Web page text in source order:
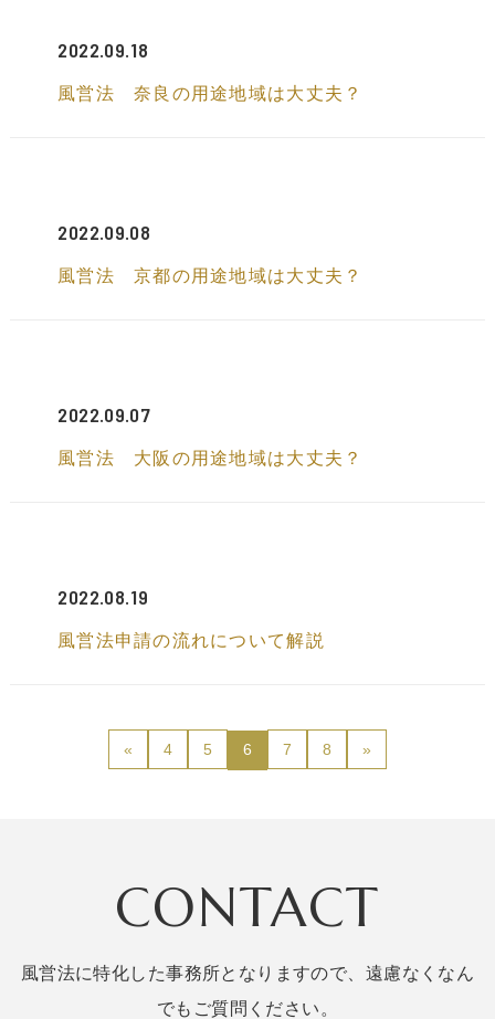
2022.09.18
風営法 奈良の用途地域は大丈夫？
2022.09.08
風営法 京都の用途地域は大丈夫？
2022.09.07
風営法 大阪の用途地域は大丈夫？
2022.08.19
風営法申請の流れについて解説
« 4 5 6 7 8 »
CONTACT
風営法に特化した事務所となりますので、遠慮なくなん
でもご質問ください。